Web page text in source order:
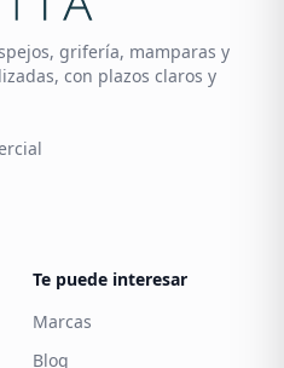
grifería, mamparas y
con plazos claros y
Te puede interesar
Marcas
Blog